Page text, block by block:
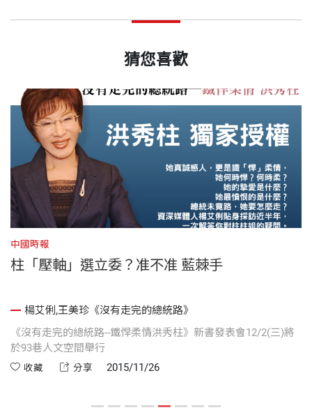
猜您喜歡
中國時報
柱「壓軸」選立委？准不准 藍棘手
楊艾俐,王美珍《沒有走完的總統路》
《沒有走完的總統路--鐵悍柔情洪秀柱》新書發表會12/2(三)將
於93巷人文空間舉行
收藏 分享 2015/11/26